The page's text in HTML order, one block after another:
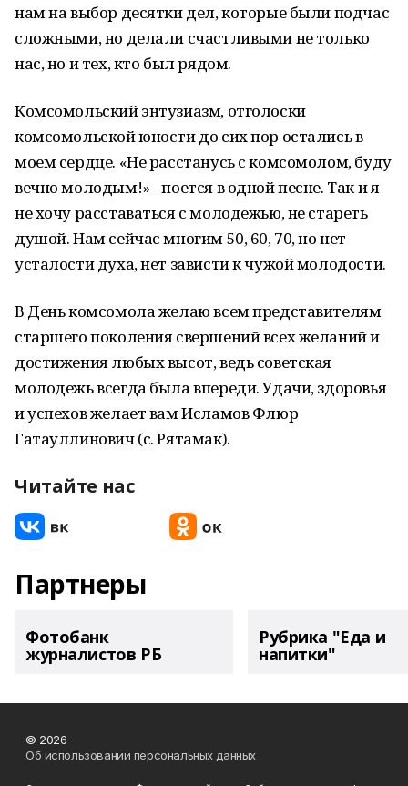
нам на выбор десятки дел, которые были подчас
сложными, но делали счастливыми не только
нас, но и тех, кто был рядом.
Комсомольский энтузиазм, отголоски
комсомольской юности до сих пор остались в
моем сердце. «Не расстанусь с комсомолом, буду
вечно молодым!» - поется в одной песне. Так и я
не хочу расставаться с молодежью, не стареть
душой. Нам сейчас многим 50, 60, 70, но нет
усталости духа, нет зависти к чужой молодости.
В День комсомола желаю всем представителям
старшего поколения свершений всех желаний и
достижения любых высот, ведь советская
молодежь всегда была впереди. Удачи, здоровья
и успехов желает вам Исламов Флюр
Гатауллинович (с. Рятамак).
Читайте нас
Партнеры
Фотобанк
журналистов РБ
Рубрика "Еда и
напитки"
© 2026
Об использовании персональных данных